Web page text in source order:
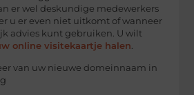
er wel deskundige medewerkers
u er even niet uitkomt of wanneer
advies kunt gebruiken. U wilt
online visitekaartje halen.